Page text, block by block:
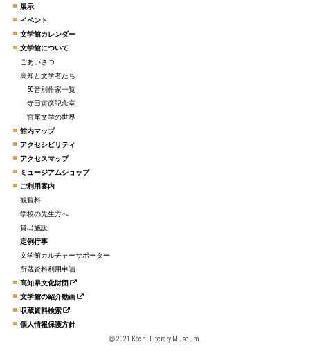
展示
イベント
文学館カレンダー
文学館について
ごあいさつ
高知と文学者たち
50音別作家一覧
寺田寅彦記念室
宮尾文学の世界
館内マップ
アクセシビリティ
アクセスマップ
ミュージアムショップ
ご利用案内
観覧料
学校の先生方へ
貸出施設
定例行事
文学館カルチャーサポーター
所蔵資料利用申請
高知県文化財団
文学館の紹介動画
収蔵資料検索
個人情報保護方針
2021 Kochi Literary Museum.